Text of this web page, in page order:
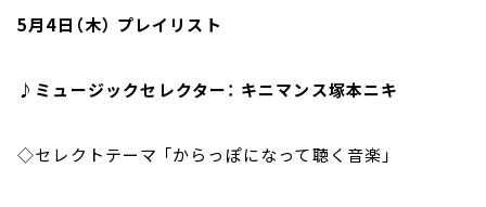
5月4日（木） プレイリスト
♪ミュージックセレクター： キニマンス塚本ニキ
◇セレクトテーマ 「からっぽになって聴く音楽」